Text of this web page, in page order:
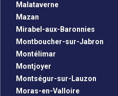
Malataverne
Mazan
Mirabel-aux-Baronnies
Montboucher-sur-Jabron
Montélimar
Montjoyer
Montségur-sur-Lauzon
Moras-en-Valloire